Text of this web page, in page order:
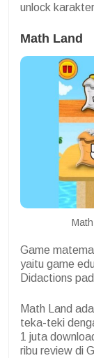
unlock
Math Land
Game
yaitu game
Didactions
Math Land
teka-teki
1 juta
ribu review di